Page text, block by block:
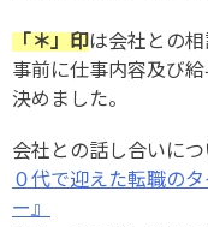
「＊」印は会社との相
事前に仕事内容及び
決めました。
会社との話し合いに
０代で迎えた転職の
ー』